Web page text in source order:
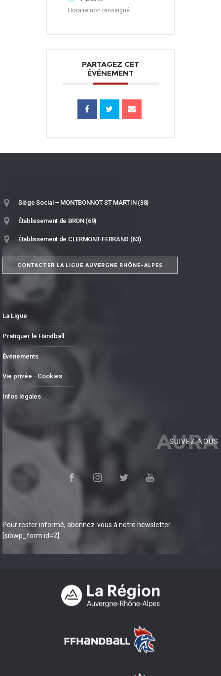
Horaire non renseigné
PARTAGEZ CET
ÉVÉNEMENT
Siège Social – MONTBONNOT ST MARTIN (38)
Établissement de BRON (69)
Établissement de CLERMONT-FERRAND (63)
CONTACTER LA LIGUE AUVERGNE RHÔNE-ALPES
La Ligue
Pratiquer le Handball
Événements
Vie privée - Cookies
Infos légales
AURA
SUIVEZ-NOUS
Pour rester informé, abonnez-vous à notre newsletter
[sibwp_form id=2]